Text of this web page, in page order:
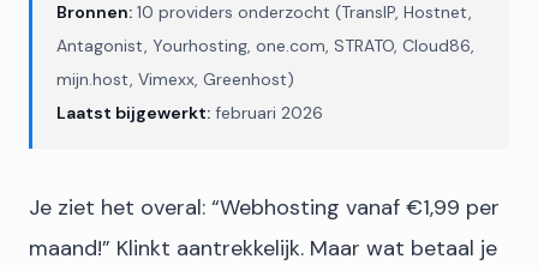
Bronnen: 10 providers onderzocht (TransIP, Hostnet,
Antagonist, Yourhosting, one.com, STRATO, Cloud86,
mijn.host, Vimexx, Greenhost)
Laatst bijgewerkt: februari 2026
Je ziet het overal: “Webhosting vanaf €1,99 per
maand!” Klinkt aantrekkelijk. Maar wat betaal je